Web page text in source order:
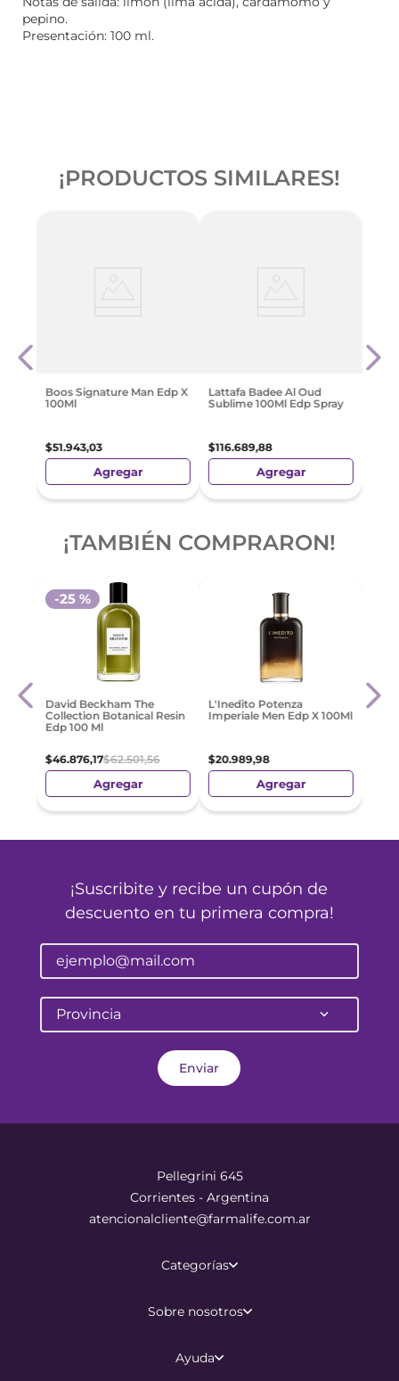
pepino.
Presentación: 100 ml.
¡PRODUCTOS SIMILARES!
Boos Signature Man Edp X
100Ml
$51.943,03
Agregar
Lattafa Badee Al Oud
Sublime 100Ml Edp Spray
$116.689,88
Agregar
¡TAMBIÉN COMPRARON!
David Beckham The
Collection Botanical Resin
Edp 100 Ml
$46.876,17$62.501,56
-25 %
Agregar
L'Inedito Potenza
Imperiale Men Edp X 100Ml
$20.989,98
Agregar
¡Suscribite y recibe un cupón de
descuento en tu primera compra!
Provincia
Enviar
Pellegrini 645
Corrientes - Argentina
atencionalcliente@farmalife.com.ar
Categorías
Sobre nosotros
Ayuda